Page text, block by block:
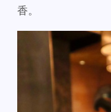
香。